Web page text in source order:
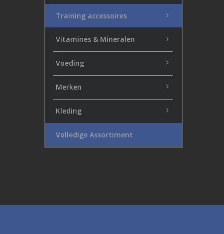
Training accessoires
Vitamines & Mineralen
Voeding
Merken
Kleding
Volledige Assortiment